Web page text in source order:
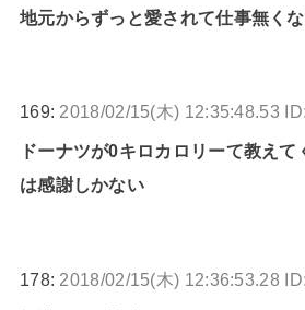
地元からずっと愛されて仕事無く
169: 2018/02/15(木) 12:35:48.53
ドーナツが0キロカロリーて教え
は感謝しかない
178: 2018/02/15(木) 12:36:53.28